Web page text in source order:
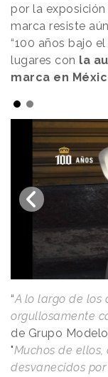
por la
marca resiste
“100 años bajo
lugares con la
marca en
“A lo largo de los
orgullosamente
de Grupo
"Muchos de
desvanecidos